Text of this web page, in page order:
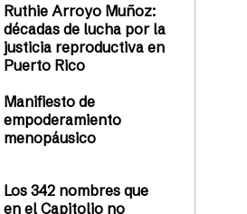
Ruthie Arroyo Muñoz:
décadas de lucha por la
justicia reproductiva en
Puerto Rico
Manifiesto de
empoderamiento
menopáusico
Los 342 nombres que
en el Capitolio no